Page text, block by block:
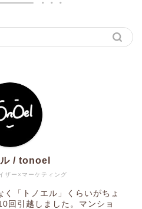
ザー×マーケティング
ル / tonoel
く「トノエル」くらいがちょ
回引越しました。マンショ